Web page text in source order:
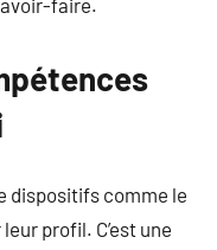
dispositifs comme le
profil. C’est une